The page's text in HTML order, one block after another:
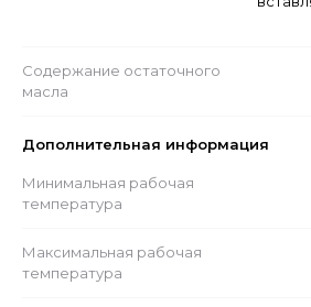
Содержание остаточного
масла
Дополнительная информация
Минимальная рабочая
температура
Максимальная рабочая
температура